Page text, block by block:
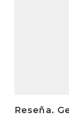
Reseña.